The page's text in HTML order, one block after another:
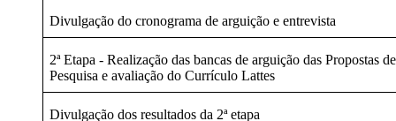
Divulgação do cronograma de arguição e entrevista
2ª Etapa - Realização das bancas de arguição das Propostas de
Pesquisa e avaliação do Currículo Lattes
Divulgação dos resultados da 2ª etapa